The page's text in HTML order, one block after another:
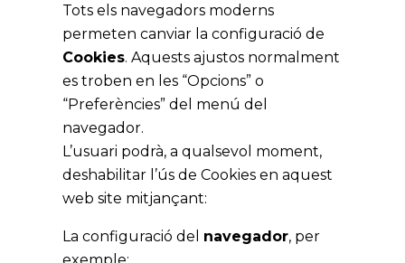
Tots els navegadors moderns
permeten canviar la configuració de
Cookies. Aquests ajustos normalment
es troben en les “Opcions” o
“Preferències” del menú del
navegador.
L’usuari podrà, a qualsevol moment,
deshabilitar l’ús de Cookies en aquest
web site mitjançant:
La configuració del navegador, per